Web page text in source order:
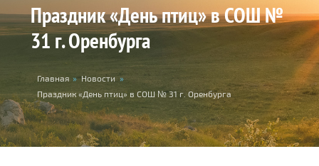
Праздник «День птиц» в СОШ №
31 г. Оренбурга
You are here
Главная » Новости »
Праздник «День птиц» в СОШ № 31 г. Оренбурга